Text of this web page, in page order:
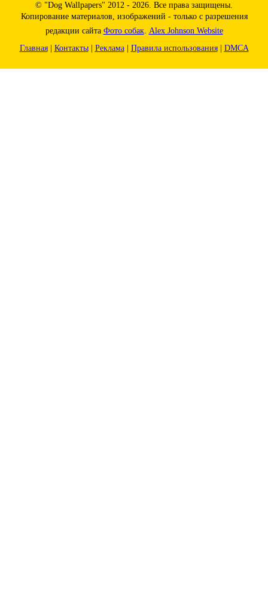
© "Dog Wallpapers" 2012 - 2026. Все права защищены.
Копирование материалов, изображений - только с разрешения
редакции сайта Фото собак. Alex Johnson Website
Главная| Контакты| Реклама| Правила использования| DMCA